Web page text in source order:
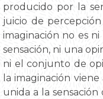
producido por la
juicio de
imaginación no es
sensación, ni una
ni el conjunto de
la imaginación
unida a la